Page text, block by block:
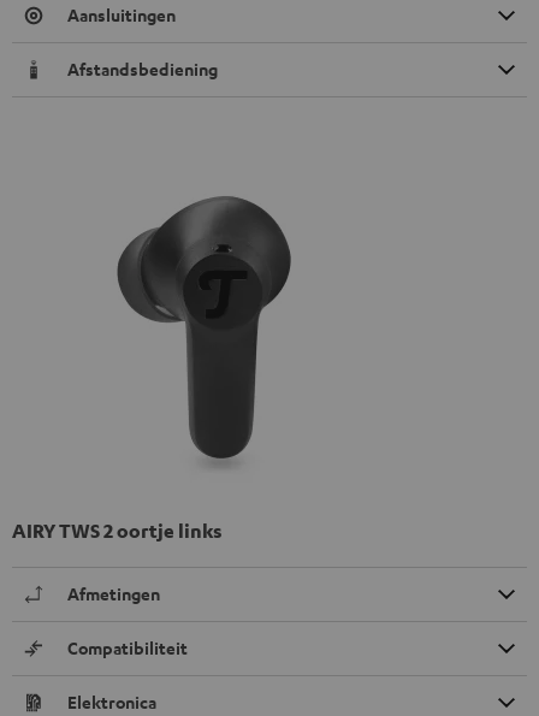
Aansluitingen
Afstandsbediening
AIRY TWS 2 oortje links
Afmetingen
Compatibiliteit
Elektronica